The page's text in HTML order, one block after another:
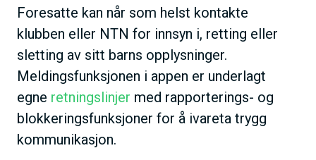
Foresatte kan når som helst kontakte
klubben eller NTN for innsyn i, retting eller
sletting av sitt barns opplysninger.
Meldingsfunksjonen i appen er underlagt
egne retningslinjer med rapporterings- og
blokkeringsfunksjoner for å ivareta trygg
kommunikasjon.